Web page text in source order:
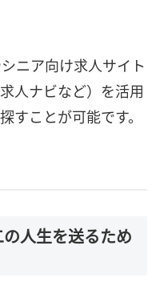
ニア向け求人サイト
人ナビなど）を活用
すことが可能です。
人生を送るため